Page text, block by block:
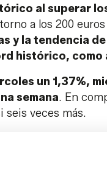
al superar
a los 200
y la tendencia
histórico, como
un 1,37%,
semana. En
seis veces más.